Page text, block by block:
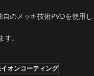
のメッキ技術PVDを使用し
。
オンコーティング